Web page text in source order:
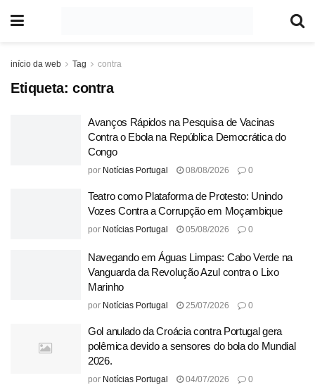
início da web Tag contra
Etiqueta: contra
Avanços Rápidos na Pesquisa de Vacinas
Contra o Ebola na República Democrática do
Congo
por Notícias Portugal 08/08/2026 0
Teatro como Plataforma de Protesto: Unindo
Vozes Contra a Corrupção em Moçambique
por Notícias Portugal 05/08/2026 0
Navegando em Águas Limpas: Cabo Verde na
Vanguarda da Revolução Azul contra o Lixo
Marinho
por Notícias Portugal 25/07/2026 0
Gol anulado da Croácia contra Portugal gera
polêmica devido a sensores do bola do Mundial
2026.
por Notícias Portugal 04/07/2026 0